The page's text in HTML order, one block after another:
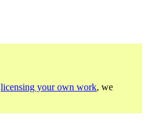
licensing your own work, we